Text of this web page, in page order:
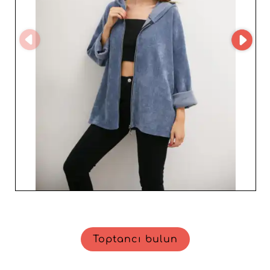
dengesiyle öne çıkar ve en zorlu pazarların
gereksinimlerini karşılayan rekabetçi ürünler sunar. Fang
Yang GmbH ile çalışmak, başarınıza adanmış bir toptancı
ile iş birliği yapmak demektir; satın almalarınızı optimize
etmeniz ve her sezon müşterilerinizi cezbedip memnun
edecek kadın giyim ürünleriyle sadakati artırmanız için
Toptancı bulun